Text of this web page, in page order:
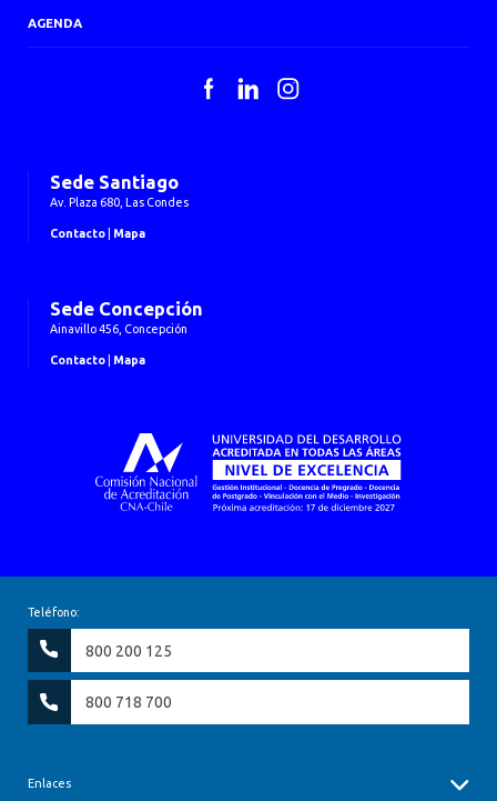
AGENDA
FacebookLinkedInInstagram
Sede Santiago
Av. Plaza 680, Las Condes
Contacto Mapa
Sede Concepción
Ainavillo 456, Concepción
Contacto Mapa
Teléfono:
800 200 125
800 718 700
Enlaces